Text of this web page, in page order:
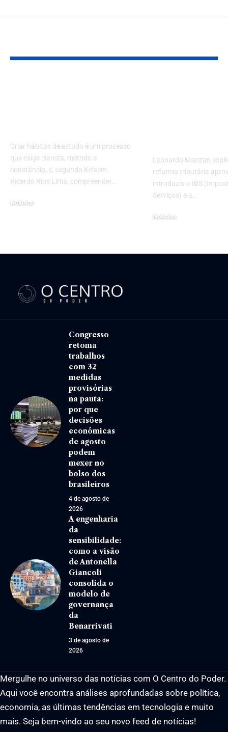
Criar hábitos de estudo é um processo
que exige clareza, método e
constância, e, segundo Kelsem
Ricardo Rios Lima, compreender…
Noticias
Leonardo Manzan
reforma tributária
introduziu o IBS
Serviços) e a…
Noticias
Congresso
retoma
trabalhos
com 32
medidas
provisórias
na pauta:
por que
decisões
econômicas
de agosto
podem
mexer no
bolso dos
brasileiros
4 de agosto de
2026
A engenharia
da
sensibilidade:
como a visão
de Antonella
Giancoli
consolida o
modelo de
governança
da
Benarrivati
3 de agosto de
2026
Mergulhe no universo das notícias com O Centro do Poder.
Aqui você encontra análises aprofundadas sobre política,
economia, as últimas tendências em tecnologia e muito
mais. Seja bem-vindo ao seu novo feed de notícias!